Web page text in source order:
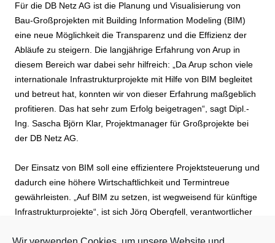
Für die DB Netz AG ist die Planung und Visualisierung von
Bau-Großprojekten mit Building Information Modeling (BIM)
eine neue Möglichkeit die Transparenz und die Effizienz der
Abläufe zu steigern. Die langjährige Erfahrung von Arup in
diesem Bereich war dabei sehr hilfreich: „Da Arup schon viele
internationale Infrastrukturprojekte mit Hilfe von BIM begleitet
und betreut hat, konnten wir von dieser Erfahrung maßgeblich
profitieren. Das hat sehr zum Erfolg beigetragen“, sagt Dipl.-
Ing. Sascha Björn Klar, Projektmanager für Großprojekte bei
der DB Netz AG.
Der Einsatz von BIM soll eine effizientere Projektsteuerung und
dadurch eine höhere Wirtschaftlichkeit und Termintreue
gewährleisten. „Auf BIM zu setzen, ist wegweisend für künftige
Infrastrukturprojekte“, ist sich Jörg Obergfell, verantwortlicher